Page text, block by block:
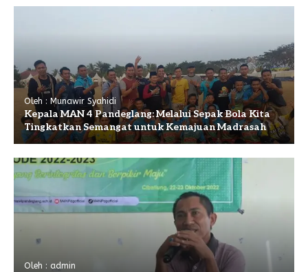
Oleh : Munawir Syahidi
Kepala MAN 4 Pandeglang: Melalui Sepak Bola Kita
Tingkatkan Semangat untuk Kemajuan Madrasah
Oleh : admin